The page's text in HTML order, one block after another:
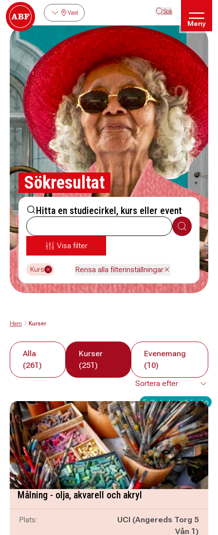
Väst Sök
Meny
Sökresultat
Hitta en studiecirkel, kurs eller event
Sök
Visa filter
Kurs Rensa alla filterinställningar
Hem Kurser
Alla
(261)
Kurser
(251)
Evenemang
(10)
Fullbokad - ställ dig i kö
Målning - olja, akvarell och akryl
Plats:
UCI (Angereds Torg 5
Vån 1)